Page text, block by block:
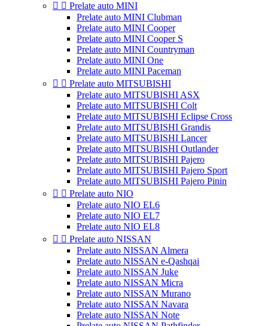
  Prelate auto MINI
Prelate auto MINI Clubman
Prelate auto MINI Cooper
Prelate auto MINI Cooper S
Prelate auto MINI Countryman
Prelate auto MINI One
Prelate auto MINI Paceman
  Prelate auto MITSUBISHI
Prelate auto MITSUBISHI ASX
Prelate auto MITSUBISHI Colt
Prelate auto MITSUBISHI Eclipse Cross
Prelate auto MITSUBISHI Grandis
Prelate auto MITSUBISHI Lancer
Prelate auto MITSUBISHI Outlander
Prelate auto MITSUBISHI Pajero
Prelate auto MITSUBISHI Pajero Sport
Prelate auto MITSUBISHI Pajero Pinin
  Prelate auto NIO
Prelate auto NIO EL6
Prelate auto NIO EL7
Prelate auto NIO EL8
  Prelate auto NISSAN
Prelate auto NISSAN Almera
Prelate auto NISSAN e-Qashqai
Prelate auto NISSAN Juke
Prelate auto NISSAN Micra
Prelate auto NISSAN Murano
Prelate auto NISSAN Navara
Prelate auto NISSAN Note